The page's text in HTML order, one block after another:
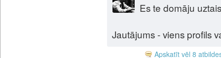
Es te domāju
Jautājums - viens profils
Apskatīt vēl 8